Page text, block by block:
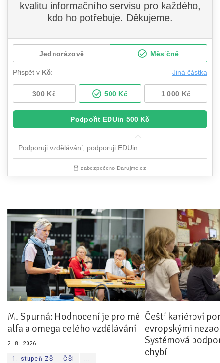
M. Spurná: Hodnocení je pro mě
alfa a omega celého vzdělávání
2. 8. 2026
1. stupeň ZŠ ČŠI ...
Čeští kariéroví
evropskými
Systémová
chybí